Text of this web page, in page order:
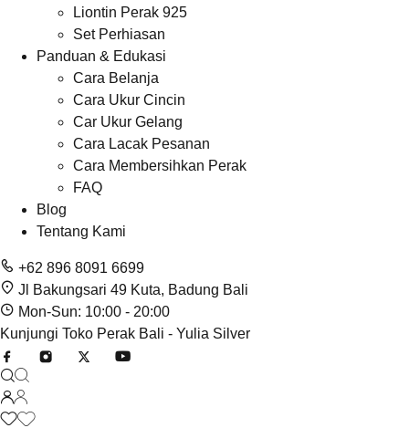
Liontin Perak 925
Set Perhiasan
Panduan & Edukasi
Cara Belanja
Cara Ukur Cincin
Car Ukur Gelang
Cara Lacak Pesanan
Cara Membersihkan Perak
FAQ
Blog
Tentang Kami
+62 896 8091 6699
Jl Bakungsari 49 Kuta, Badung Bali
Mon-Sun: 10:00 - 20:00
Kunjungi Toko Perak Bali - Yulia Silver